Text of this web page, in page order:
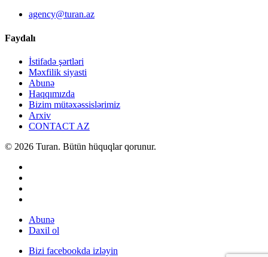
agency@turan.az
Faydalı
İstifadə şərtləri
Məxfilik siyasti
Abunə
Haqqımızda
Bizim mütəxəssislərimiz
Arxiv
CONTACT AZ
© 2026 Turan. Bütün hüquqlar qorunur.
Abunə
Daxil ol
Bizi facebookda izləyin